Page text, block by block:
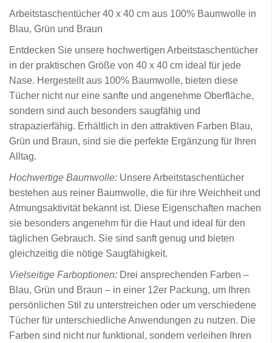
Arbeitstaschentücher 40 x 40 cm aus 100% Baumwolle in
Blau, Grün und Braun
Entdecken Sie unsere hochwertigen Arbeitstaschentücher
in der praktischen Größe von 40 x 40 cm ideal für jede
Nase. Hergestellt aus 100% Baumwolle, bieten diese
Tücher nicht nur eine sanfte und angenehme Oberfläche,
sondern sind auch besonders saugfähig und
strapazierfähig. Erhältlich in den attraktiven Farben Blau,
Grün und Braun, sind sie die perfekte Ergänzung für Ihren
Alltag.
Hochwertige Baumwolle: Unsere Arbeitstaschentücher
bestehen aus reiner Baumwolle, die für ihre Weichheit und
Atmungsaktivität bekannt ist. Diese Eigenschaften machen
sie besonders angenehm für die Haut und ideal für den
täglichen Gebrauch. Sie sind sanft genug und bieten
gleichzeitig die nötige Saugfähigkeit.
Vielseitige Farboptionen: Drei ansprechenden Farben –
Blau, Grün und Braun – in einer 12er Packung, um Ihren
persönlichen Stil zu unterstreichen oder um verschiedene
Tücher für unterschiedliche Anwendungen zu nutzen. Die
Farben sind nicht nur funktional, sondern verleihen Ihren